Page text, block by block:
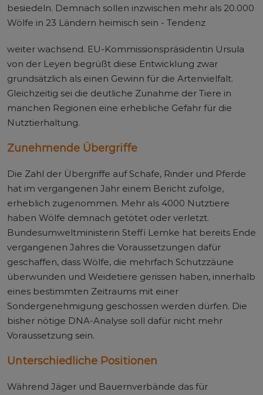
besiedeln. Demnach sollen inzwischen mehr als 20.000
Wölfe in 23 Ländern heimisch sein - Tendenz
weiter wachsend. EU-Kommissionspräsidentin Ursula
von der Leyen begrüßt diese Entwicklung zwar
grundsätzlich als einen Gewinn für die Artenvielfalt.
Gleichzeitig sei die deutliche Zunahme der Tiere in
manchen Regionen eine erhebliche Gefahr für die
Nutztierhaltung.
Zunehmende Übergriffe
Die Zahl der Übergriffe auf Schafe, Rinder und Pferde
hat im vergangenen Jahr einem Bericht zufolge,
erheblich zugenommen. Mehr als 4000 Nutztiere
haben Wölfe demnach getötet oder verletzt.
Bundesumweltministerin Steffi Lemke hat bereits Ende
vergangenen Jahres die Voraussetzungen dafür
geschaffen, dass Wölfe, die mehrfach Schutzzäune
überwunden und Weidetiere gerissen haben, innerhalb
eines bestimmten Zeitraums mit einer
Sondergenehmigung geschossen werden dürfen. Die
bisher nötige DNA-Analyse soll dafür nicht mehr
Voraussetzung sein.
Unterschiedliche Positionen
Während Jäger und Bauernverbände das für